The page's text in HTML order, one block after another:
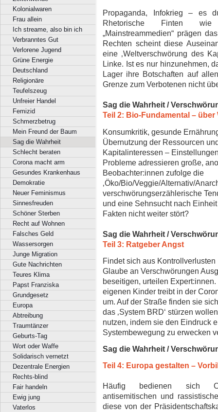
Kolonialwaren
Frau allein
Ich streame, also bin ich
Verbranntes Gut
Verlorene Jugend
Grüne Energie
Deutschland
Religionäre
Teufelszeug
Unfreier Handel
Femizid
Schmerzbetrug
Mein Freund der Baum
Sag die Wahrheit
Schlecht beraten
Corona macht arm
Gesundes Krankenhaus
Demokratie
Neuer Feminismus
Sinnesfreuden
Schöner Sterben
Recht auf Wohnen
Falsches Geld
Wassersorgen
Junge Migration
Gute Nachrichten
Teures Klima
Papst Franziska
Grundgesetz
Europa
Abtreibung
Traumtänzer
Geburts-Tag
Wort oder Waffe
Solidarisch vernetzt
Dezentrale Energien
Rechts-blind
Fair handeln
Ewig jung
Vaterlos
Propaganda, Infokrieg – es
Rhetorische Finten wie
„Mainstreammedien“ prägen
Rechten scheint diese
eine ‚Weltverschwörung des
Linke. Ist es nur hinzunehmen,
Lager ihre Botschaften auf
Grenze zum Verbotenen nicht
Sag die Wahrheit /
Teil 2: Bio-Fundamental –
Konsumkritik, gesunde
Übernutzung der Ressourcen
Kapitalinteressen –
Probleme adressieren große,
Beobachter:innen zufolge die
‚Öko/Bio/Veggie/Alternativ/
verschwörungserzählerische
und eine Sehnsucht nach
Fakten nicht weiter stört?
Sag die Wahrheit /
Teil 3: Ratgeber Angst
Findet sich aus
Glaube an Verschwörungen
beseitigen, urteilen
eigenen Kinder treibt in der
um. Auf der Straße finden sie
das ‚System BRD‘ stürzen
nutzen, indem sie den Eindruck
Systembewegung zu erwecken
Sag die Wahrheit /
Teil 4: Europa gestalten –
Häufig bedienen sich
antisemitischen und
diese von der